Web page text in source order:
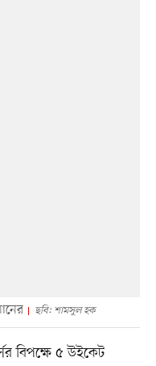
ছবি: শামসুল হক
বিপক্ষে ৫ উইকেট